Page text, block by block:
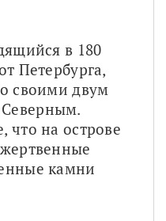
в 180
Петербурга,
своими двум
что на острове
камни